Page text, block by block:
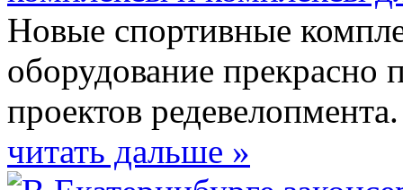
Новые спортивные
оборудование прекрасно
проектов редевелопмента.
читать дальше »